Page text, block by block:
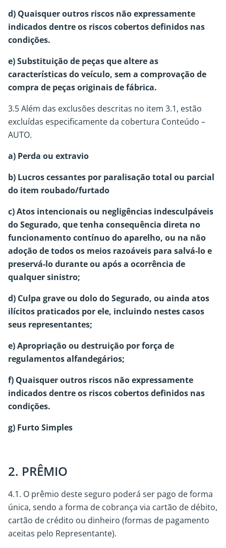
d) Quaisquer outros riscos não expressamente
indicados dentre os riscos cobertos definidos nas
condições.
e) Substituição de peças que altere as
características do veículo, sem a comprovação de
compra de peças originais de fábrica.
3.5 Além das exclusões descritas no item 3.1, estão
excluídas especificamente da cobertura Conteúdo –
AUTO.
a) Perda ou extravio
b) Lucros cessantes por paralisação total ou parcial
do item roubado/furtado
c) Atos intencionais ou negligências indesculpáveis
do Segurado, que tenha consequência direta no
funcionamento contínuo do aparelho, ou na não
adoção de todos os meios razoáveis para salvá-lo e
preservá-lo durante ou após a ocorrência de
qualquer sinistro;
d) Culpa grave ou dolo do Segurado, ou ainda atos
ilícitos praticados por ele, incluindo nestes casos
seus representantes;
e) Apropriação ou destruição por força de
regulamentos alfandegários;
f) Quaisquer outros riscos não expressamente
indicados dentre os riscos cobertos definidos nas
condições.
g) Furto Simples
2. PRÊMIO
4.1. O prêmio deste seguro poderá ser pago de forma
única, sendo a forma de cobrança via cartão de débito,
cartão de crédito ou dinheiro (formas de pagamento
aceitas pelo Representante).